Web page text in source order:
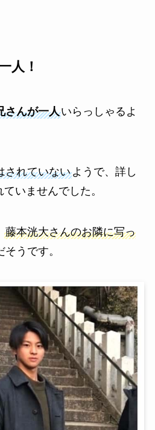
人！
さんが一人いらっしゃるよ
されていないようで、詳し
いませんでした。
藤本洸大さんのお隣に写っ
そうです。